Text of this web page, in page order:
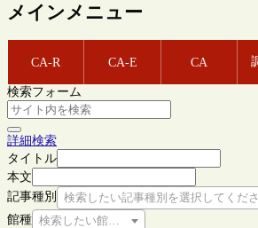
メインメニュー
CA-R CA-E CA
検索フォーム
詳細検索
タイトル
本文
記事種別
検索したい記事種別を選択してくだ
館種 検索したい館種を選択してください